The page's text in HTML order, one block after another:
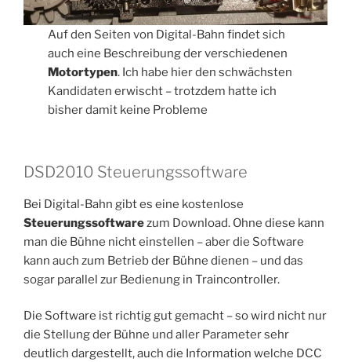
Auf den Seiten von Digital-Bahn findet sich
auch eine Beschreibung der verschiedenen
Motortypen. Ich habe hier den schwächsten
Kandidaten erwischt – trotzdem hatte ich
bisher damit keine Probleme
DSD2010 Steuerungssoftware
Bei Digital-Bahn gibt es eine kostenlose
Steuerungssoftwarezum Download. Ohne diese kann
man die Bühne nicht einstellen – aber die Software
kann auch zum Betrieb der Bühne dienen – und das
sogar parallel zur Bedienung in Traincontroller.
Die Software ist richtig gut gemacht – so wird nicht nur
die Stellung der Bühne und aller Parameter sehr
deutlich dargestellt, auch die Information welche DCC